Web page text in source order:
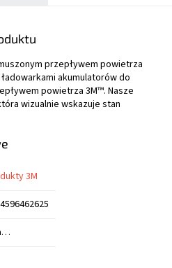
przepływem powietrza
akumulatorów do
powietrza 3M™. Nasze
wizualnie wskazuje stan
3M